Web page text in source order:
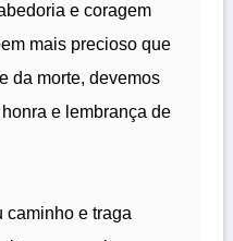
e coragem
mais precioso que
da morte, devemos
e lembrança de
caminho e traga